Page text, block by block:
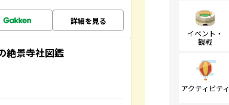
詳細を見る
絶景寺社図鑑
イベント・
観戦
アクティビティ